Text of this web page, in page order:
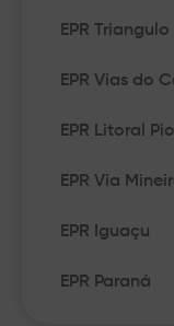
EPR Triangulo
EPR Vias do
EPR Litoral
EPR Via
EPR Iguaçu
EPR Paraná